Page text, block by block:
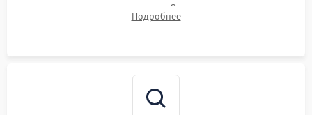
температуры и расходомера. Оценка степени износа
жерновов кофемолки, уплотнительных колец гидросистемы
Подробнее